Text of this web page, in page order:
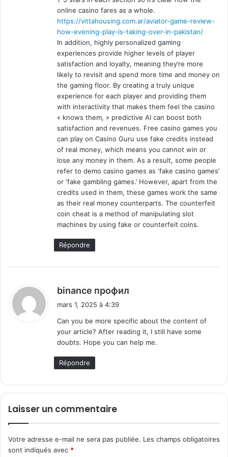
online casino fares as a whole.
https://vittahousing.com.ar/aviator-game-review-
how-evening-play-is-taking-over-in-pakistan/
In addition, highly personalized gaming
experiences provide higher levels of player
satisfaction and loyalty, meaning they’re more
likely to revisit and spend more time and money on
the gaming floor. By creating a truly unique
experience for each player and providing them
with interactivity that makes them feel the casino
« knows them, » predictive AI can boost both
satisfaction and revenues. Free casino games you
can play on Casino Guru use fake credits instead
of real money, which means you cannot win or
lose any money in them. As a result, some people
refer to demo casino games as ‘fake casino games’
or ‘fake gambling games.’ However, apart from the
credits used in them, these games work the same
as their real money counterparts. The counterfeit
coin cheat is a method of manipulating slot
machines by using fake or counterfeit coins.
Répondre
binance профил
:
mars 1, 2025 à 4:39
Can you be more specific about the content of
your article? After reading it, I still have some
doubts. Hope you can help me.
Répondre
Laisser un commentaire
Votre adresse e-mail ne sera pas publiée. Les champs obligatoires
sont indiqués avec *